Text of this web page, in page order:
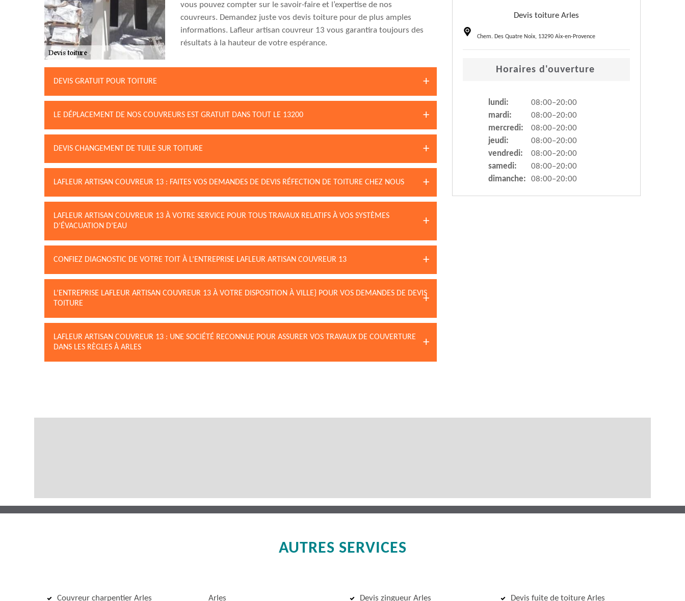
vous pouvez compter sur le savoir-faire et l’expertise de nos
couvreurs. Demandez juste vos devis toiture pour de plus amples
informations. Lafleur artisan couvreur 13 vous garantira toujours des
résultats à la hauteur de votre espérance.
DEVIS GRATUIT POUR TOITURE
LE DÉPLACEMENT DE NOS COUVREURS EST GRATUIT DANS TOUT LE 13200
DEVIS CHANGEMENT DE TUILE SUR TOITURE
LAFLEUR ARTISAN COUVREUR 13 : FAITES VOS DEMANDES DE DEVIS RÉFECTION DE TOITURE CHEZ NOUS
LAFLEUR ARTISAN COUVREUR 13 À VOTRE SERVICE POUR TOUS TRAVAUX RELATIFS À VOS SYSTÈMES
D’ÉVACUATION D’EAU
CONFIEZ DIAGNOSTIC DE VOTRE TOIT À L’ENTREPRISE LAFLEUR ARTISAN COUVREUR 13
L’ENTREPRISE LAFLEUR ARTISAN COUVREUR 13 À VOTRE DISPOSITION À VILLE} POUR VOS DEMANDES DE DEVIS
TOITURE
LAFLEUR ARTISAN COUVREUR 13 : UNE SOCIÉTÉ RECONNUE POUR ASSURER VOS TRAVAUX DE COUVERTURE
DANS LES RÈGLES À ARLES
Devis toiture Arles
Chem. Des Quatre Noix, 13290 Aix-en-Provence
Horaires d'ouverture
lundi:
08:00–20:00
mardi:
08:00–20:00
mercredi:
08:00–20:00
jeudi:
08:00–20:00
vendredi:
08:00–20:00
samedi:
08:00–20:00
dimanche:
08:00–20:00
AUTRES SERVICES
Couvreur charpentier Arles Arles Devis zingueur Arles Devis fuite de toiture Arles